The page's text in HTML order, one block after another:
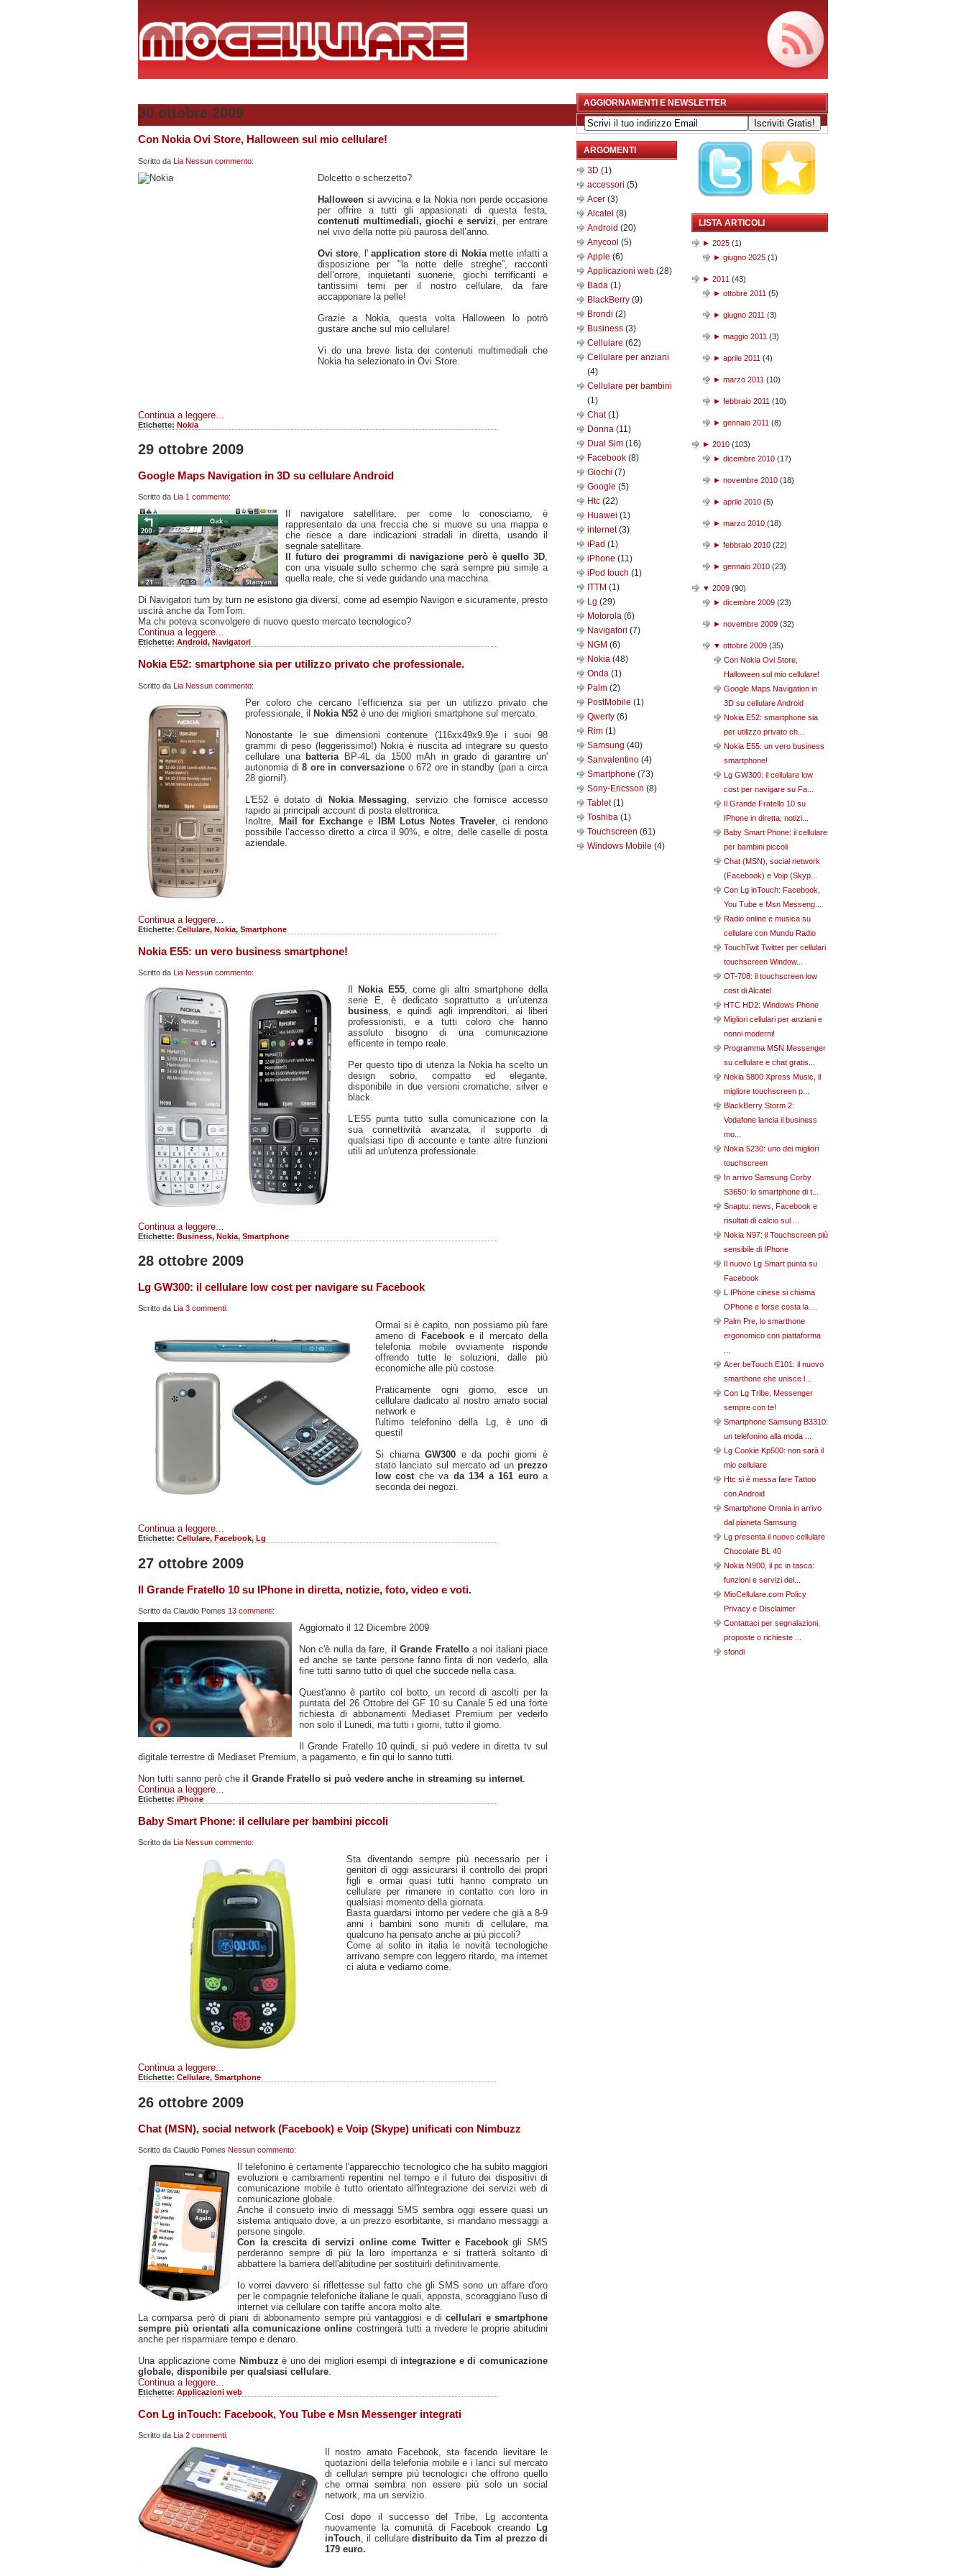
30 ottobre 2009
Con Nokia Ovi Store, Halloween sul mio cellulare!
Scritto da Lia Nessun commento:
Dolcetto o scherzetto?
Halloween si avvicina e la Nokia non perde occasione
per offrire a tutti gli appasionati di questa festa,
contenuti multimediali, giochi e servizi , per entrare
nel vivo della notte più paurosa dell’anno.
Ovi store , l'application store di Nokiamette infatti a
disposizione per "la notte delle streghe”, racconti
dell’orrore, inquietanti suonerie, giochi terrificanti e
tantissimi temi per il nostro cellulare, da fare
accapponare la pelle!
Grazie a Nokia, questa volta Halloween lo potrò
gustare anche sul mio cellulare!
Vi do una breve lista dei contenuti multimediali che
Nokia ha selezionato in Ovi Store.
Continua a leggere...
Etichette: Nokia
29 ottobre 2009
Google Maps Navigation in 3D su cellulare Android
Scritto da Lia 1 commento:
Il navigatore satellitare, per come lo conosciamo, è
rappresentato da una freccia che si muove su una mappa e
che riesce a dare indicazioni stradali in diretta, usando il
segnale satellitare.
Il futuro dei programmi di navigazione però è quello 3D,
con una visuale sullo schermo che sarà sempre più simile a
quella reale, che si vede guidando una macchina.
Di Navigatori turn by turn ne esistono gia diversi, come ad esempio Navigon e sicuramente, presto
uscirà anche da TomTom.
Ma chi poteva sconvolgere di nuovo questo mercato tecnologico?
Continua a leggere...
Etichette: Android, Navigatori
Nokia E52: smartphone sia per utilizzo privato che professionale.
Scritto da Lia Nessun commento:
Per coloro che cercano l’efficienza sia per un utilizzo privato che
professionale, il Nokia N52 è uno dei migliori smartphone sul mercato.
Nonostante le sue dimensioni contenute (116xx49x9.9)e i suoi 98
grammi di peso (leggerissimo!) Nokia è riuscita ad integrare su questo
cellulare una batteria BP-4L da 1500 mAh in grado di garantire un'
autonomia di8 ore in conversazione o 672 ore in standby (pari a circa
28 giorni!).
L'E52 è dotato di Nokia Messaging , servizio che fornisce accesso
rapido ai principali account di posta elettronica.
Inoltre,
Mail for Exchange e IBM Lotus Notes Traveler, ci rendono
possibile l’accesso diretto a circa il 90%, e oltre, delle caselle di posta
aziendale.
Continua a leggere...
Etichette: Cellulare, Nokia, Smartphone
Nokia E55: un vero business smartphone!
Scritto da Lia Nessun commento:
Nokia E55, come gli altri smartphone della
serie E, è dedicato soprattutto a un’utenza
business , e quindi agli imprenditori, ai liberi
professionisti, e a tutti coloro che hanno
assoluto bisogno di una comunicazione
efficente in tempo reale.
Per questo tipo di utenza la Nokia ha scelto un
design sobrio, compatto ed elegante,
disponibile in due versioni cromatiche: silver e
black.
L'E55 punta tutto sulla comunicazione con la
sua connettività avanzata, il supporto di
qualsiasi tipo di accounte e tante altre funzioni
utili ad un'utenza professionale.
Continua a leggere...
Etichette: Business, Nokia, Smartphone
28 ottobre 2009
Lg GW300: il cellulare low cost per navigare su Facebook
Scritto da Lia 3 commenti:
Ormai si è capito, non possiamo più fare
ameno di
Facebooke il mercato della
telefonia mobile ovviamente risponde
offrendo tutte le soluzioni, dalle più
economiche alle più costose.
Praticamente ogni giorno, esce un
cellulare dadicato al nostro amato social
network e
l'ultimo telefonino della Lg, è uno di
questi!
Si chiamaGW300 e da pochi giorni è
stato lanciato sul mercato ad un prezzo
low cost che va da 134 a 161 euroa
seconda dei negozi.
Continua a leggere...
Etichette: Cellulare, Facebook, Lg
27 ottobre 2009
Il Grande Fratello 10 su IPhone in diretta, notizie, foto, video e voti.
Scritto da Claudio Pomes 13 commenti:
Aggiornato il 12 Dicembre 2009
Non c'è nulla da fare, il Grande Fratelloa noi italiani piace
ed anche se tante persone fanno finta di non vederlo, alla
fine tutti sanno tutto di quel che succede nella casa.
Quest'anno è partito col botto, un record di ascolti per la
puntata del 26 Ottobre del GF 10 su Canale 5 ed una forte
richiesta di abbonamenti Mediaset Premium per vederlo
non solo il Lunedi, ma tutti i giorni, tutto il giorno.
Il Grande Fratello 10 quindi, si può vedere in diretta tv sul
digitale terrestre di Mediaset Premium, a pagamento, e fin qui lo sanno tutti.
Non tutti sanno però che il Grande Fratello si può vedere anche in streaming su internet.
Continua a leggere...
Etichette: iPhone
Baby Smart Phone: il cellulare per bambini piccoli
Scritto da Lia Nessun commento:
Sta diventando sempre più necessario per i
genitori di oggi assicurarsi il controllo dei propri
figli e ormai quasi tutti hanno comprato un
cellulare per rimanere in contatto con loro in
qualsiasi momento della giornata.
Basta guardarsi intorno per vedere che già a 8-9
anni i bambini sono muniti di cellulare, ma
qualcuno ha pensato anche ai più piccoli?
Come al solito in italia le novità tecnologiche
arrivano sempre con leggero ritardo, ma internet
ci aiuta e vediamo come.
Continua a leggere...
Etichette: Cellulare, Smartphone
26 ottobre 2009
Chat (MSN), social network (Facebook) e Voip (Skype) unificati con Nimbuzz
Scritto da Claudio Pomes Nessun commento:
Il telefonino è certamente l'apparecchio tecnologico che ha subito maggiori
evoluzioni e cambiamenti repentini nel tempo e il futuro dei dispositivi di
comunicazione mobile è tutto orientato all'integrazione dei servizi web di
comunicazione globale.
Anche il consueto invio di messaggi SMS sembra oggi essere quasi un
sistema antiquato dove, a un prezzo esorbitante, si mandano messaggi a
persone singole.
Con la crescita di servizi online come Twitter e Facebookgli SMS
perderanno sempre di più la loro importanza e si tratterà soltanto di
abbattere la barriera dell'abitudine per sostituirli definitivamente.
Io vorrei davvero si riflettesse sul fatto che gli SMS sono un affare d'oro
per le compagnie telefoniche italiane le quali, apposta, scoraggiano l'uso di
internet via cellulare con tariffe ancora molto alte.
La comparsa però di piani di abbonamento sempre più vantaggiosi e dicellulari e smartphone
sempre più orientati alla comunicazione online costringerà tutti a rivedere le proprie abitudini
anche per risparmiare tempo e denaro.
Una applicazione come Nimbuzz è uno dei migliori esempi di integrazione e di comunicazione
globale, disponibile per qualsiasi cellulare
Continua a leggere...
Etichette: Applicazioni web
Con Lg inTouch: Facebook, You Tube e Msn Messenger integrati
Scritto da Lia 2 commenti:
Il nostro amato Facebook, sta facendo lievitare le
quotazioni della telefonia mobile e i lanci sul mercato
di cellulari sempre più tecnologici che offrono quello
che ormai sembra non essere più solo un social
network, ma un servizio.
Così dopo il successo del Tribe, Lg accontenta
nuovamente la comunità di Facebook creando
Lg
inTouch, il cellulare distribuito da Tim al prezzo di
179 euro.
AGGIORNAMENTI E NEWSLETTER
ARGOMENTI
3D (1)
accessori (5)
Acer (3)
Alcatel (8)
Android (20)
Anycool (5)
Apple (6)
Applicazioni web (28)
Bada (1)
BlackBerry (9)
Brondi (2)
Business (3)
Cellulare (62)
Cellulare per anziani
(4)
Cellulare per bambini
(1)
Chat(1)
Donna (11)
Dual Sim (16)
Facebook (8)
Giochi (7)
Google (5)
Htc (22)
Huawei (1)
internet(3)
iPad (1)
iPhone (11)
iPod touch (1)
ITTM (1)
Lg (29)
Motorola (6)
Navigatori (7)
NGM (6)
Nokia (48)
Onda (1)
Palm (2)
PostMobile (1)
Qwerty (6)
Rim (1)
Samsung (40)
Sanvalentino (4)
Smartphone (73)
Sony-Ericsson (8)
Tablet(1)
Toshiba (1)
Touchscreen (61)
Windows Mobile (4)
LISTA ARTICOLI
► 2025 (1)
► giugno 2025 (1)
► 2011 (43)
► ottobre 2011 (5)
► giugno 2011 (3)
► maggio 2011 (3)
► aprile 2011 (4)
► marzo 2011 (10)
► febbraio 2011 (10)
► gennaio 2011 (8)
► 2010 (103)
► dicembre 2010 (17)
► novembre 2010 (18)
► aprile 2010 (5)
► marzo 2010 (18)
► febbraio 2010 (22)
► gennaio 2010 (23)
▼ 2009 (90)
► dicembre 2009 (23)
► novembre 2009 (32)
▼ ottobre 2009 (35)
Con Nokia Ovi Store,
Halloween sul mio cellulare!
Google Maps Navigation in
3D su cellulare Android
Nokia E52: smartphone sia
per utilizzo privato ch...
Nokia E55: un vero business
smartphone!
Lg GW300: il cellulare low
cost per navigare su Fa...
Il Grande Fratello 10 su
IPhone in diretta, notizi...
Baby Smart Phone: il cellulare
per bambini piccoli
Chat (MSN), social network
(Facebook) e Voip (Skyp...
Con Lg inTouch: Facebook,
You Tube e Msn Messeng...
Radio online e musica su
cellulare con Mundu Radio
TouchTwit Twitter per cellulari
touchscreen Window...
OT-708: il touchscreen low
cost di Alcatel
HTC HD2: Windows Phone
Migliori cellulari per anziani e
nonni moderni!
Programma MSN Messenger
su cellulare e chat gratis...
Nokia 5800 Xpress Music, il
migliore touchscreen p...
BlackBerry Storm 2:
Vodafone lancia il business
mo...
Nokia 5230: uno dei migliori
touchscreen
In arrivo Samsung Corby
S3650: lo smartphone di t...
Snaptu: news, Facebook e
risultati di calcio sul ...
Nokia N97: il Touchscreen più
sensibile di IPhone
Il nuovo Lg Smart punta su
Facebook
L IPhone cinese si chiama
OPhone e forse costa la ...
Palm Pre, lo smarthone
ergonomico con piattaforma
Acer beTouch E101: il nuovo
smarthone che unisce l...
Con Lg Tribe, Messenger
sempre con te!
Smartphone Samsung B3310:
un telefonino alla moda ...
Lg Cookie Kp500: non sarà il
mio cellulare
Htc si è messa fare Tattoo
con Android
Smartphone Omnia in arrivo
dal pianeta Samsung
Lg presenta il nuovo cellulare
Chocolate BL 40
Nokia N900, il pc in tasca:
funzioni e servizi del...
MioCellulare.com Policy
Privacy e Disclaimer
Contattaci per segnalazioni,
proposte o richieste ...
sfondi